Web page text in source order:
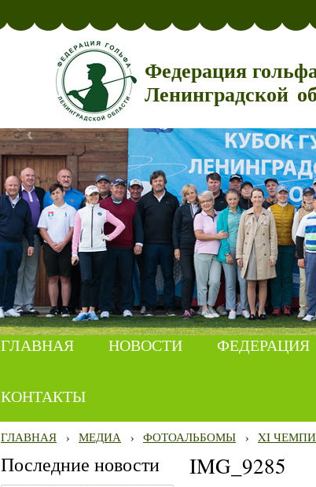
Федерация
Ленинградской
ГЛАВНАЯ НОВОСТИ ФЕДЕРАЦИЯ
КОНТАКТЫ
ГЛАВНАЯ › МЕДИА › ФОТОАЛЬБОМЫ › XI
Последние новости IMG_9285